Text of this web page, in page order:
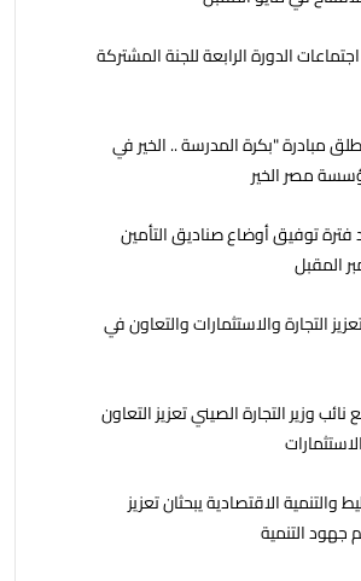
الدورة الرابعة للجنة المشتركة
مبادرة "بكرة المدرسة .. الخير في
مصر الخير
فترة توفيق أوضاع صناديق التأمين
التجارة والاستثمارات والتعاون في
نائب وزير التجارة الصيني تعزيز التعاون
والتنمية الاقتصادية يبحثان تعزيز
جهود التنمية